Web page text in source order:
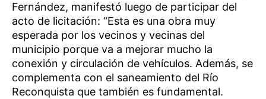
Fernández, manifestó luego de participar del
acto de licitación: “Esta es una obra muy
esperada por los vecinos y vecinas del
municipio porque va a mejorar mucho la
conexión y circulación de vehículos. Además, se
complementa con el saneamiento del Río
Reconquista que también es fundamental.